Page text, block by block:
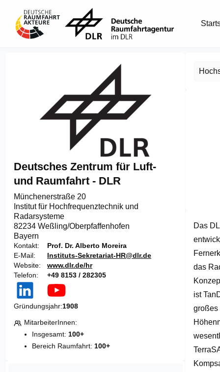
Deutsches Zentrum für Luft-
und Raumfahrt - DLR
Münchenerstraße 20
Institut für Hochfrequenztechnik und
Radarsysteme
82234 Weßling/Oberpfaffenhofen
Bayern
Kontakt
Prof. Dr. Alberto Moreira
E-Mail
Instituts-Sekretariat-HR@dlr.de
Website
www.dlr.de/hr
Telefon
+49 8153 / 282305
Gründungsjahr 1908
MitarbeiterInnen
Insgesamt: 100+
Bereich Raumfahrt: 100+
of
1
Das
das
ist
großes